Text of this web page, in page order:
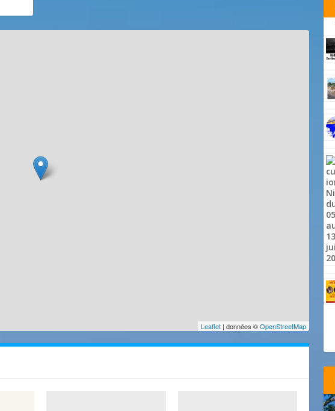
Leaflet | données ©OpenStreetMap